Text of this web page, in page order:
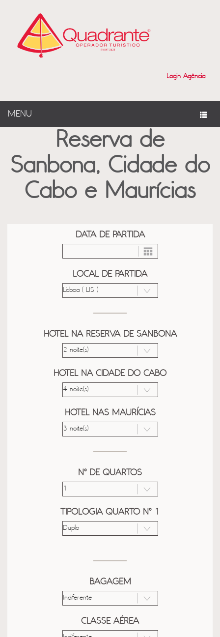
Login Agência
MENU
Reserva de
Sanbona, Cidade do
Cabo e Maurícias
DATA DE PARTIDA
LOCAL DE PARTIDA
HOTEL NA RESERVA DE SANBONA
HOTEL NA CIDADE DO CABO
HOTEL NAS MAURÍCIAS
Nº DE QUARTOS
TIPOLOGIA QUARTO Nº 1
BAGAGEM
CLASSE AÉREA